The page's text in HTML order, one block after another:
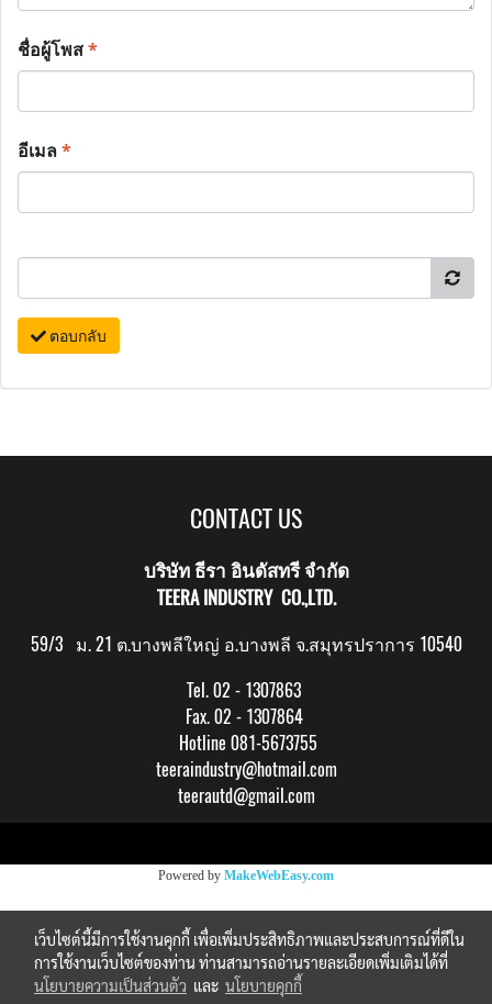
ชื่อผู้โพส*
อีเมล*
ตอบกลับ
CONTACT US
บริษัท ธีรา อินดัสทรี จำกัด
TEERA INDUSTRY CO.,LTD.
59/3 ม. 21 ต.บางพลีใหญ่ อ.บางพลี จ.สมุทรปราการ 10540
Tel. 02 - 1307863
Fax. 02 - 1307864
Hotline 081-5673755
teeraindustry@hotmail.com
teerautd@gmail.com
Powered by MakeWebEasy.com
เว็บไซต์นี้มีการใช้งานคุกกี้ เพื่อเพิ่มประสิทธิภาพและประสบการณ์ที่ดีใน
การใช้งานเว็บไซต์ของท่าน ท่านสามารถอ่านรายละเอียดเพิ่มเติมได้ที่
นโยบายความเป็นส่วนตัว และ นโยบายคุกกี้